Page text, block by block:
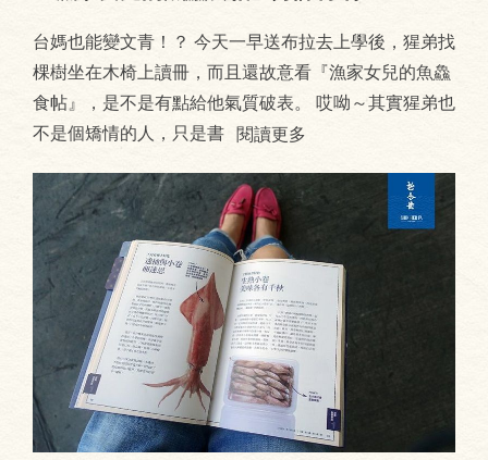
台媽也能變文青！？ 今天一早送布拉去上學後，猩弟找
棵樹坐在木椅上讀冊，而且還故意看『漁家女兒的魚鱻
食帖』，是不是有點給他氣質破表。 哎呦～其實猩弟也
不是個矯情的人，只是書 閱讀更多